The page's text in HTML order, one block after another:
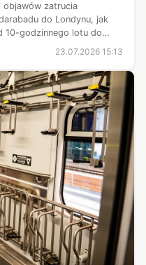
objawów zatrucia
do Londynu, jak
10-godzinnego lotu do
do pracy" i musiał
23.07.2026 15:13